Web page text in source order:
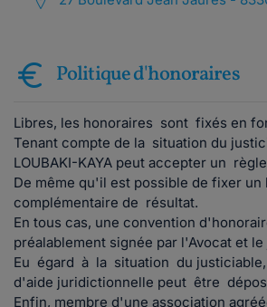
Politique d'honoraires
Libres, les honoraires sont fixés en
Tenant compte de la situation du
LOUBAKI-KAYA peut accepter un
De même qu'il est possible de fixer un
complémentaire de résultat.
En tous cas, une convention
préalablement signée par l'Avocat et
Eu égard à la situation du justiciable,
d'aide juridictionnelle peut être
Enfin, membre d'une association